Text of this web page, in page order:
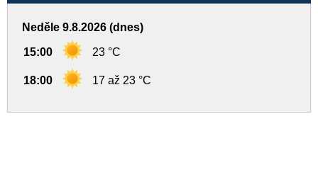
Neděle 9.8.2026 (dnes)
15:00 23 °C
18:00 17 až 23 °C